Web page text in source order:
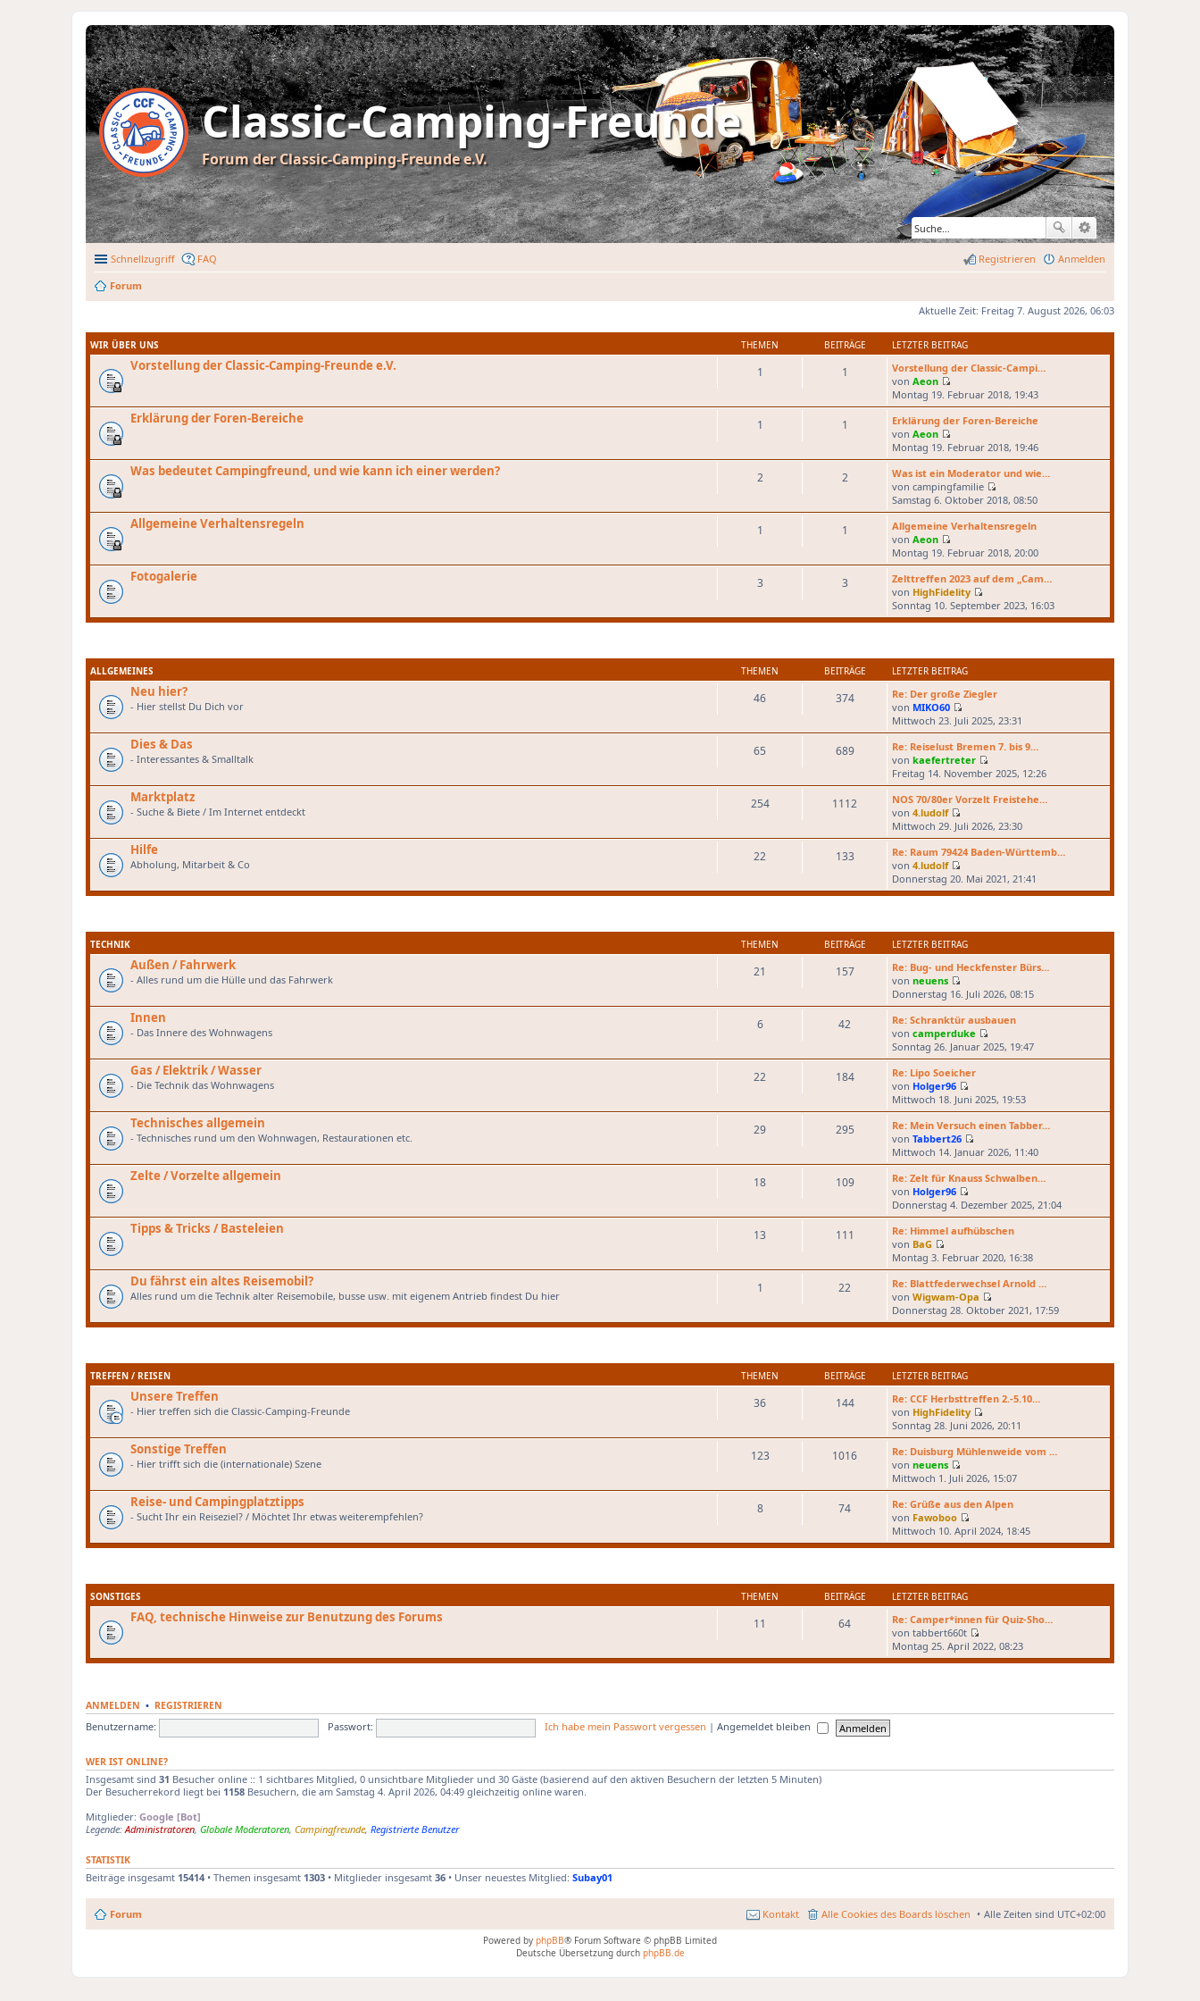
Classic-Camping-Freunde
Forum der Classic-Camping-Freunde e.V.
Schnellzugriff FAQ Anmelden
Registrieren
Forum
Aktuelle Zeit: Freitag 7. August 2026, 06:03
WIR ÜBER UNS THEMEN BEITRÄGE LETZTER BEITRAG
Vorstellung der Classic-Camping-Freunde e.V. 1 1
Vorstellung der Classic-Campi…
von Aeon
N
e
u
s
t
e
r
B
e
i
r
a
g
Montag 19. Februar 2018, 19:43
Erklärung der Foren-Bereiche 1 1
Erklärung der Foren-Bereiche
von Aeon
N
e
u
e
s
t
e
B
e
i
t
r
a
Montag 19. Februar 2018, 19:46
Was bedeutet Campingfreund, und wie kann ich einer werden? 2 2
Was ist ein Moderator und wie…
von campingfamilie
N
e
u
s
t
e
B
e
r
g
Samstag 6. Oktober 2018, 08:50
Allgemeine Verhaltensregeln 1 1
Allgemeine Verhaltensregeln
von Aeon
N
e
u
e
s
t
B
e
i
t
r
a
g
Montag 19. Februar 2018, 20:00
Fotogalerie 3 3
Zelttreffen 2023 auf dem „Cam…
von HighFidelity
N
e
s
e
r
e
i
t
r
a
g
Sonntag 10. September 2023, 16:03
ALLGEMEINES THEMEN BEITRÄGE LETZTER BEITRAG
Neu hier?
- Hier stellst Du Dich vor
46 374
Re: Der große Ziegler
von MIKO60
N
e
u
e
s
t
e
B
e
i
a
Mittwoch 23. Juli 2025, 23:31
Dies & Das
- Interessantes & Smalltalk
65 689
Re: Reiselust Bremen 7. bis 9…
von kaefertreter
N
e
u
s
t
e
B
e
r
g
Freitag 14. November 2025, 12:26
Marktplatz
- Suche & Biete / Im Internet entdeckt
254 1112
NOS 70/80er Vorzelt Freistehe…
von 4.ludolf
N
e
u
t
B
e
i
t
a
g
Mittwoch 29. Juli 2026, 23:30
Hilfe
Abholung, Mitarbeit & Co
22 133
Re: Raum 79424 Baden-Württemb…
von 4.ludolf
N
e
s
t
e
r
e
i
t
r
a
g
Donnerstag 20. Mai 2021, 21:41
TECHNIK THEMEN BEITRÄGE LETZTER BEITRAG
Außen / Fahrwerk
- Alles rund um die Hülle und das Fahrwerk
21 157
Re: Bug- und Heckfenster Bürs…
von neuens
N
e
u
e
s
t
e
r
B
e
i
t
r
a
g
Donnerstag 16. Juli 2026, 08:15
Innen
- Das Innere des Wohnwagens
6 42
Re: Schranktür ausbauen
von camperduke
N
e
s
t
e
B
e
i
r
a
g
Sonntag 26. Januar 2025, 19:47
Gas / Elektrik / Wasser
- Die Technik das Wohnwagens
22 184
Re: Lipo Soeicher
von Holger96
N
e
u
e
s
t
e
B
e
i
r
a
g
Mittwoch 18. Juni 2025, 19:53
Technisches allgemein
- Technisches rund um den Wohnwagen, Restaurationen etc.
29 295
Re: Mein Versuch einen Tabber…
von Tabbert26
N
e
u
s
t
e
B
e
i
t
r
a
Mittwoch 14. Januar 2026, 11:40
Zelte / Vorzelte allgemein 18 109
Re: Zelt für Knauss Schwalben…
von Holger96
N
e
u
s
t
e
r
B
e
r
g
Donnerstag 4. Dezember 2025, 21:04
Tipps & Tricks / Basteleien 13 111
Re: Himmel aufhübschen
von BaG
N
e
u
e
s
t
B
e
i
t
r
a
g
Montag 3. Februar 2020, 16:38
Du fährst ein altes Reisemobil?
Alles rund um die Technik alter Reisemobile, busse usw. mit eigenem Antrieb findest Du hier
1 22
Re: Blattfederwechsel Arnold …
von Wigwam-Opa
N
e
s
e
r
e
i
t
a
g
Donnerstag 28. Oktober 2021, 17:59
TREFFEN / REISEN THEMEN BEITRÄGE LETZTER BEITRAG
Unsere Treffen
- Hier treffen sich die Classic-Camping-Freunde
36 144
Re: CCF Herbsttreffen 2.-5.10…
von HighFidelity
N
e
u
s
t
e
B
e
r
g
Sonntag 28. Juni 2026, 20:11
Sonstige Treffen
- Hier trifft sich die (internationale) Szene
123 1016
Re: Duisburg Mühlenweide vom …
von neuens
N
e
u
e
s
t
B
e
i
t
r
a
g
Mittwoch 1. Juli 2026, 15:07
Reise- und Campingplatztipps
- Sucht Ihr ein Reiseziel? / Möchtet Ihr etwas weiterempfehlen?
8 74
Re: Grüße aus den Alpen
von Fawoboo
N
e
s
e
r
B
e
i
g
Mittwoch 10. April 2024, 18:45
SONSTIGES THEMEN BEITRÄGE LETZTER BEITRAG
FAQ, technische Hinweise zur Benutzung des Forums 11 64
Re: Camper*innen für Quiz-Sho…
von tabbert660t
N
e
Montag 25. April 2022, 08:23
ANMELDEN • REGISTRIEREN
Benutzername: Passwort: Ich habe mein Passwort vergessen | Angemeldet bleiben
WER IST ONLINE?
Insgesamt sind 31 Besucher online :: 1 sichtbares Mitglied, 0 unsichtbare Mitglieder und 30 Gäste (basierend auf den aktiven Besuchern der letzten 5 Minuten)
Der Besucherrekord liegt bei 1158 Besuchern, die am Samstag 4. April 2026, 04:49 gleichzeitig online waren.
Mitglieder: Google [Bot]
Legende: Administratoren, Globale Moderatoren, Campingfreunde, Registrierte Benutzer
STATISTIK
Beiträge insgesamt 15414 • Themen insgesamt 1303 • Mitglieder insgesamt 36 • Unser neuestes Mitglied: Subay01
Forum Alle Zeiten sind UTC+02:00
Alle Cookies des Boards löschen
Kontakt
Powered by phpBB® Forum Software © phpBB Limited
Deutsche Übersetzung durch phpBB.de